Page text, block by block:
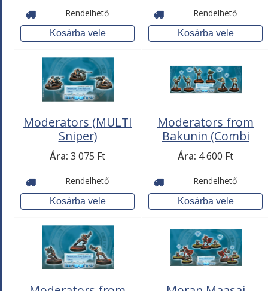
Rendelhető Rendelhető
Moderators (MULTI
Sniper)
Ára: 3 075 Ft
Rendelhető
Moderators from
Bakunin (Combi
Rifle)
Ára: 4 600 Ft
Rendelhető